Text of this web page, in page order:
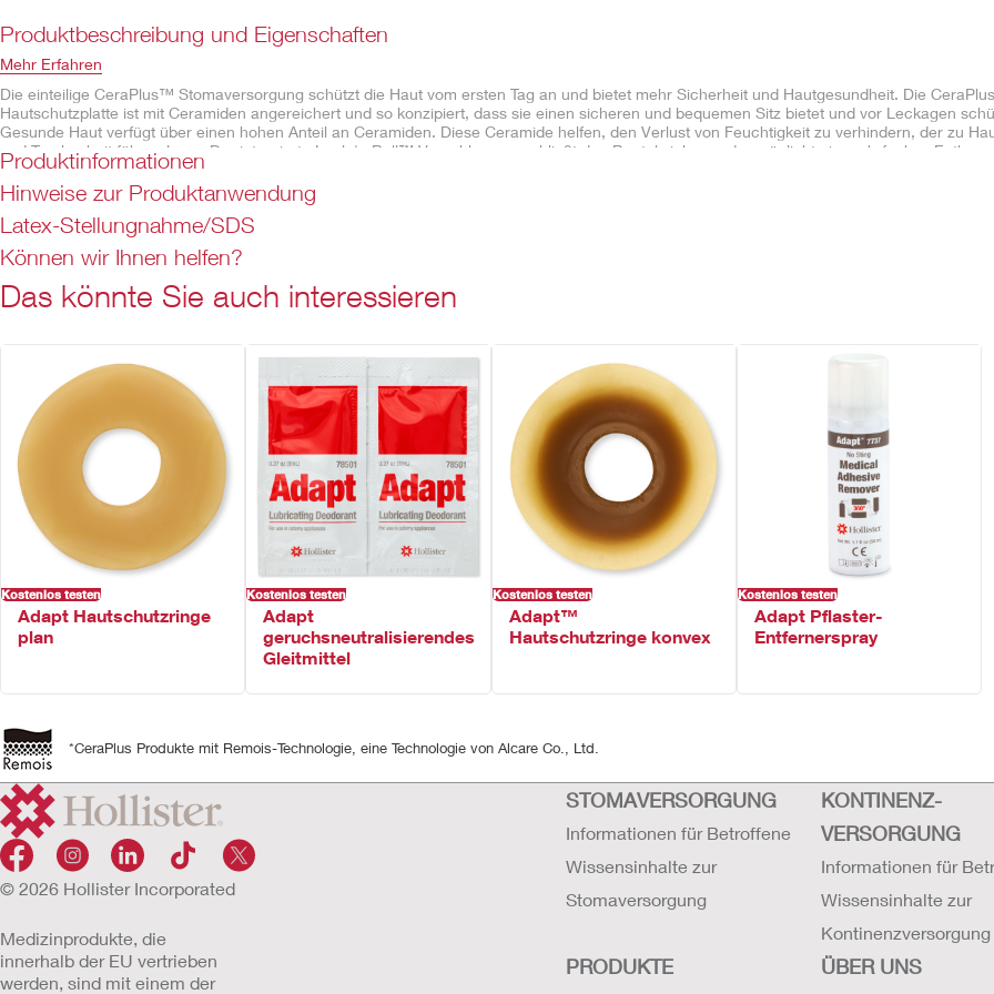
Produktbeschreibung und Eigenschaften
Die einteilige CeraPlus™ Stomaversorgung schützt die Haut vom ersten Tag an und bietet mehr Sicherheit und Hautgesundheit. Die
Hautschutzplatte ist mit Ceramiden angereichert und so konzipiert, dass sie einen sicheren und bequemen Sitz bietet und vor Leckagen
Gesunde Haut verfügt über einen hohen Anteil an Ceramiden. Diese Ceramide helfen, den Verlust von Feuchtigkeit zu verhindern, der zu
und Trockenheit führen kann. Der integrierte Lock 'n Roll™ Verschluss verschließt den Beutel sicher und ermöglicht ein mehrfaches
Aktivkohlefilter ermöglicht eine langsame Abgabe und eine Geruchsneutralisierung von Gasen aus dem Beutel und verhindert ein Aufblähen
Beutels.
Eigenschaften
CeraPlus™ Hautschutzplatte*, soft konvex
Erhältlich als ausschneidbare oder vorgefertigte Variante
Beige mit integriertem Sichtfenster
Vlies wahlweise beidseitig oder körperseitig
Gürtelhalterung zum einfachen Anbringen eines Stomagürtels
Integrierter AF300™-Filter
Lock 'n Roll™ Verschluss
Mehr Erfahren
Produktinformationen
Hinweise zur Produktanwendung
Latex-Stellungnahme/SDS
Können wir Ihnen helfen?
Das könnte Sie auch interessieren
Kostenlos testen
Adapt Hautschutzringe
plan
Kostenlos testen
Adapt
geruchsneutralisierendes
Gleitmittel
Kostenlos testen
Adapt™
Hautschutzringe konvex
Kostenlos testen
Adapt Pflaster-
Entfernerspray
*CeraPlus Produkte mit Remois-Technologie, eine Technologie von Alcare Co., Ltd.
© 2026 Hollister Incorporated
Medizinprodukte, die
innerhalb der EU vertrieben
werden, sind mit einem der
STOMAVERSORGUNG
Informationen für Betroffene
Wissensinhalte zur
Stomaversorgung
KONTINENZ-
VERSORGUNG
Informationen für
Wissensinhalte zur
Kontinenzversorgung
PRODUKTE ÜBER UNS